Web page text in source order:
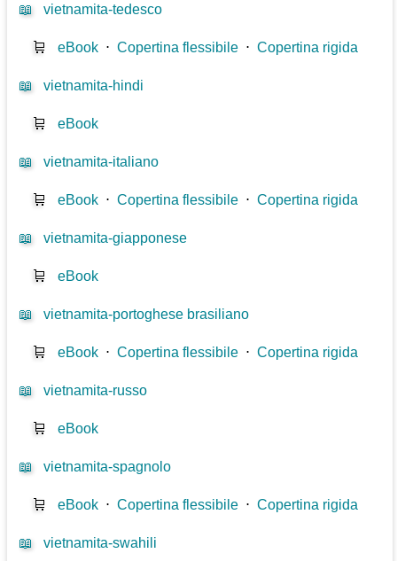
📖 vietnamita-tedesco
🛒 eBook ⋅Copertina flessibile ⋅Copertina rigida
📖 vietnamita-hindi
🛒 eBook
📖 vietnamita-italiano
🛒 eBook ⋅Copertina flessibile ⋅Copertina rigida
📖 vietnamita-giapponese
🛒 eBook
📖 vietnamita-portoghese brasiliano
🛒 eBook ⋅Copertina flessibile ⋅Copertina rigida
📖 vietnamita-russo
🛒 eBook
📖 vietnamita-spagnolo
🛒 eBook ⋅Copertina flessibile ⋅Copertina rigida
📖 vietnamita-swahili